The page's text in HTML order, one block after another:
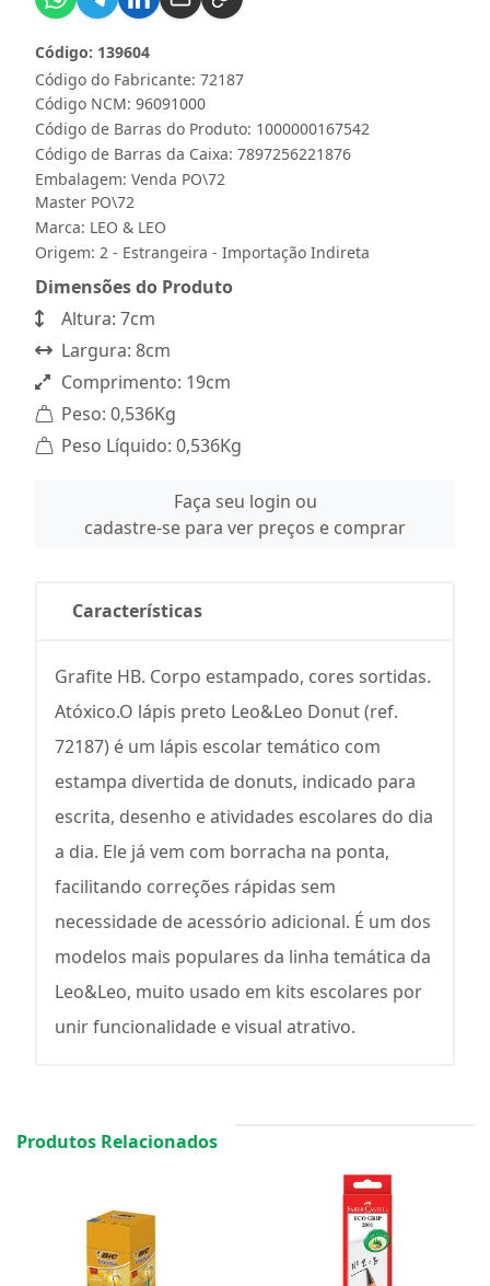
Código do Fabricante: 72187
Código: 139604
Código NCM: 96091000
Código de Barras do Produto: 1000000167542
Código de Barras da Caixa: 7897256221876
Embalagem: Venda PO\72
Master PO\72
Marca: LEO & LEO
Origem: 2 - Estrangeira - Importação Indireta
Dimensões do Produto
Altura: 7cm
Largura: 8cm
Comprimento: 19cm
Peso: 0,536Kg
Peso Líquido: 0,536Kg
Faça seu login ou
cadastre-se para ver preços e comprar
Características
Grafite HB. Corpo estampado, cores sortidas.
Atóxico.O lápis preto Leo&Leo Donut (ref.
72187) é um lápis escolar temático com
estampa divertida de donuts, indicado para
escrita, desenho e atividades escolares do dia
a dia. Ele já vem com borracha na ponta,
facilitando correções rápidas sem
necessidade de acessório adicional. É um dos
modelos mais populares da linha temática da
Leo&Leo, muito usado em kits escolares por
unir funcionalidade e visual atrativo.
Produtos Relacionados